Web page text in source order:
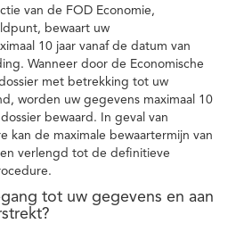
van de FOD Economie,
bewaart uw
10 jaar vanaf de datum van
Wanneer door de Economische
met betrekking tot uw
worden uw gegevens maximaal 10
bewaard. In geval van
kan de maximale bewaartermijn van
verlengd tot de definitieve
tot uw gegevens en aan